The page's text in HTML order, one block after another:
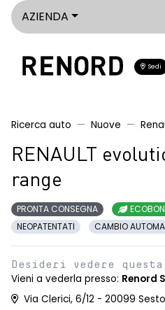
AZIENDA
Sedi
Ricerca auto Nuove
RENAULT
range
PRONTA CONSEGNA
NEOPATENTATI
CAMBIO
Desideri vedere
Vieni a vederla presso: Renord
Via Clerici, 6/12 - 20099